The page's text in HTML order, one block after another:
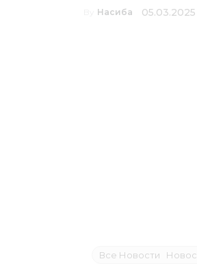
Насиба 05.03.2025
Все Новости